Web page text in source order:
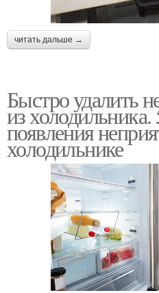
читать дальше →
Быстро удалить
из
появления
холодильнике